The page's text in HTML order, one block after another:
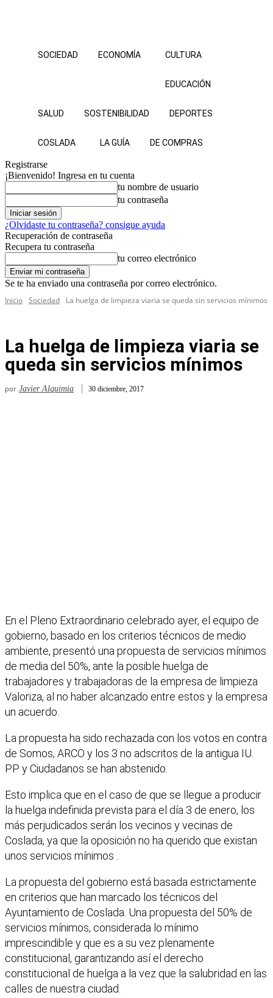
SOCIEDAD ECONOMÍA CULTURA
EDUCACIÓN
SALUD SOSTENIBILIDAD DEPORTES
COSLADA LA GUÍA DE COMPRAS
Registrarse
¡Bienvenido! Ingresa en tu cuenta
tu nombre de usuario
tu contraseña
¿Olvidaste tu contraseña? consigue ayuda
Recuperación de contraseña
Recupera tu contraseña
tu correo electrónico
Se te ha enviado una contraseña por correo electrónico.
Inicio Sociedad La huelga de limpieza viaria se queda sin servicios mínimos
La huelga de limpieza viaria se
queda sin servicios mínimos
por Javier Alquimia 30 diciembre, 2017
En el Pleno Extraordinario celebrado ayer, el equipo de
gobierno, basado en los criterios técnicos de medio
ambiente, presentó una propuesta de servicios mínimos
de media del 50%, ante la posible huelga de
trabajadores y trabajadoras de la empresa de limpieza
Valoriza, al no haber alcanzado entre estos y la empresa
un acuerdo.
La propuesta ha sido rechazada con los votos en contra
de Somos, ARCO y los 3 no adscritos de la antigua IU.
PP y Ciudadanos se han abstenido.
Esto implica que en el caso de que se llegue a producir
la huelga indefinida prevista para el día 3 de enero, los
más perjudicados serán los vecinos y vecinas de
Coslada, ya que la oposición no ha querido que existan
unos servicios mínimos .
La propuesta del gobierno está basada estrictamente
en criterios que han marcado los técnicos del
Ayuntamiento de Coslada. Una propuesta del 50% de
servicios mínimos, considerada lo mínimo
imprescindible y que es a su vez plenamente
constitucional, garantizando así el derecho
constitucional de huelga a la vez que la salubridad en las
calles de nuestra ciudad.